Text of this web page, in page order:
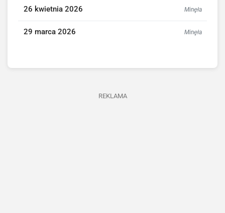
26 kwietnia 2026 Minęła
29 marca 2026 Minęła
REKLAMA